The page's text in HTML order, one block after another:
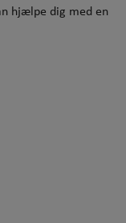
hjælpe dig med en